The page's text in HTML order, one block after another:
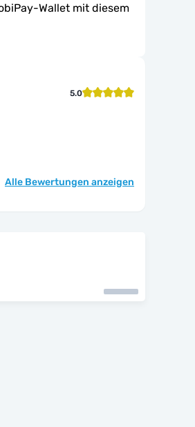
Wallet mit diesem
5.0
Alle Bewertungen anzeigen